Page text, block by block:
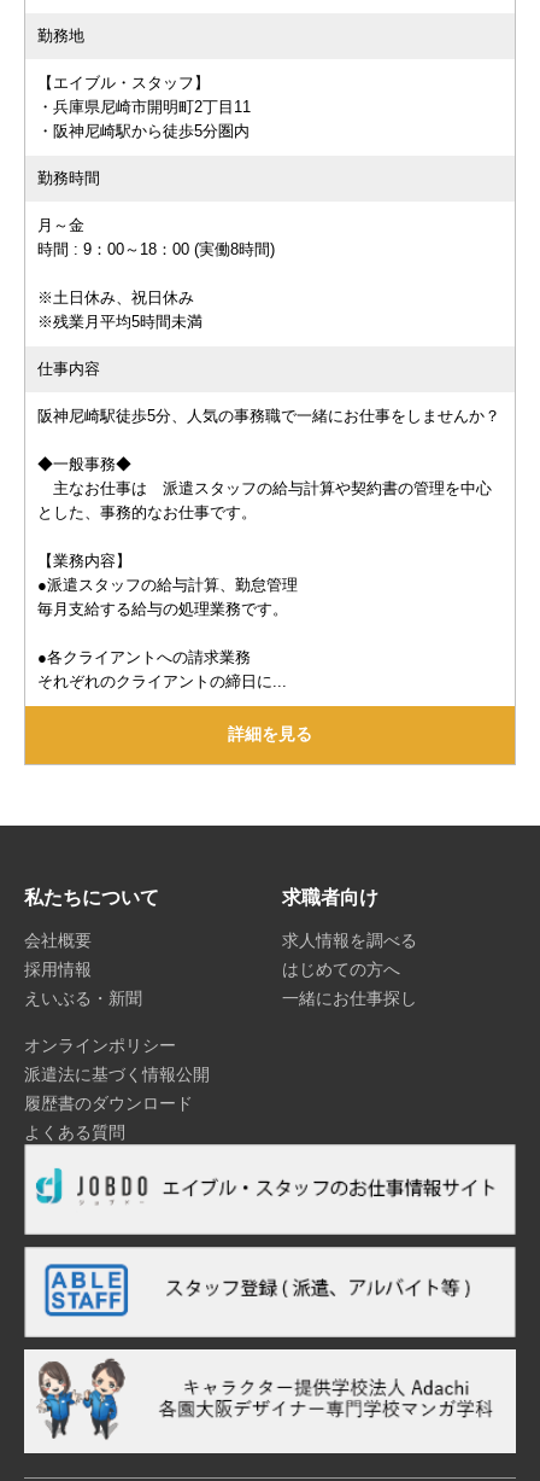
勤務地
【エイブル・スタッフ】
・兵庫県尼崎市開明町2丁目11
・阪神尼崎駅から徒歩5分圏内
勤務時間
月～金
時間 : 9：00～18：00 (実働8時間)
※土日休み、祝日休み
※残業月平均5時間未満
仕事内容
阪神尼崎駅徒歩5分、人気の事務職で一緒にお仕事をしませんか？
◆一般事務◆
主なお仕事は 派遣スタッフの給与計算や契約書の管理を中心
とした、事務的なお仕事です。
【業務内容】
●派遣スタッフの給与計算、勤怠管理
毎月支給する給与の処理業務です。
●各クライアントへの請求業務
それぞれのクライアントの締日に...
詳細を見る
私たちについて
会社概要
採用情報
えいぶる・新聞
求職者向け
求人情報を調べる
はじめての方へ
一緒にお仕事探し
オンラインポリシー
派遣法に基づく情報公開
履歴書のダウンロード
よくある質問